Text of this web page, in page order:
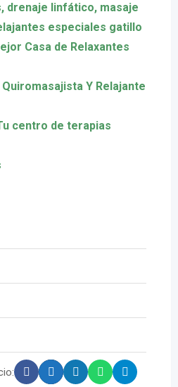
drenaje linfático, masaje
especiales gatillo
Casa de Relaxantes
Y Relajante
centro de terapias